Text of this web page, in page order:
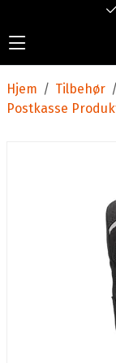
/
Hjem /
Tilbehør
Postkasse